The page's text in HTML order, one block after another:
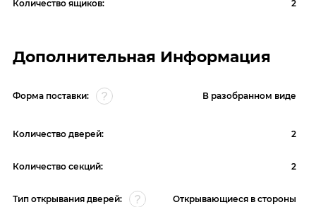
Количество ящиков: 2
Дополнительная Информация
Форма поставки: В разобранном виде
Количество дверей: 2
Количество секций: 2
Тип открывания дверей: Открывающиеся в стороны